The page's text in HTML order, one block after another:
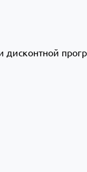
дисконтной